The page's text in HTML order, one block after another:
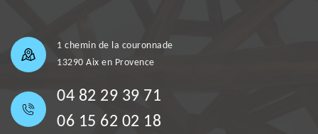
1 chemin de la couronnade
13290 Aix en Provence
04 82 29 39 71
06 15 62 02 18